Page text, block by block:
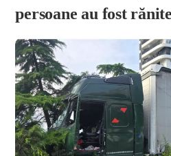
persoane au fost rănite